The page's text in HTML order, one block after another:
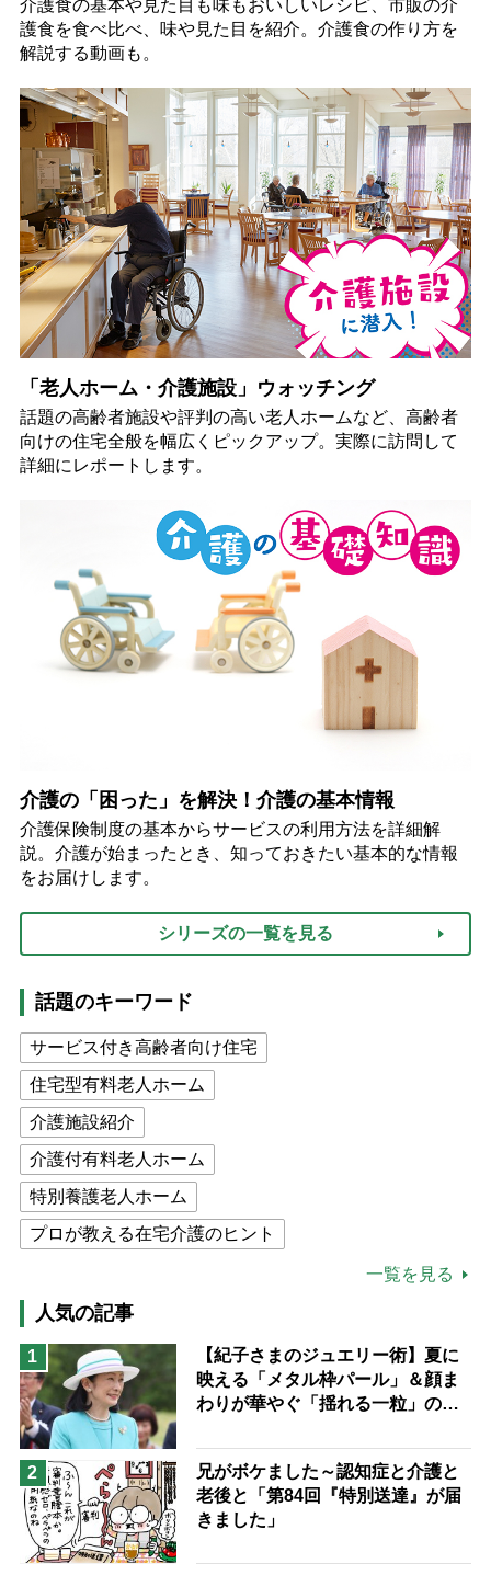
介護食の基本や見た目も味もおいしいレシピ、市販の介
護食を食べ比べ、味や見た目を紹介。介護食の作り方を
解説する動画も。
「老人ホーム・介護施設」ウォッチング
話題の高齢者施設や評判の高い老人ホームなど、高齢者
向けの住宅全般を幅広くピックアップ。実際に訪問して
詳細にレポートします。
介護の「困った」を解決！介護の基本情報
介護保険制度の基本からサービスの利用方法を詳細解
説。介護が始まったとき、知っておきたい基本的な情報
をお届けします。
シリーズの一覧を見る
話題のキーワード
サービス付き高齢者向け住宅
住宅型有料老人ホーム
介護施設紹介
介護付有料老人ホーム
特別養護老人ホーム
プロが教える在宅介護のヒント
高木ブー
ケアマネジャー
猫が母になつきません
息子の遠距離介護サバイバル術
兄がボケました
予防法
一覧を見る
人気の記事
1
【紀子さまのジュエリー術】夏に
映える「メタル枠パール」＆顔ま
わりが華やぐ「揺れる一粒」の使
2
兄がボケました～認知症と介護と
老後と「第84回『特別送達』が届
きました」